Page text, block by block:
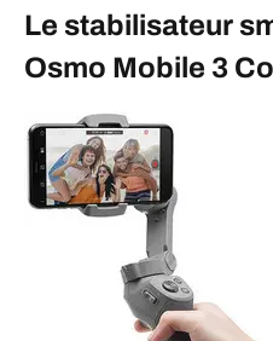
Le stabilisateur
Osmo Mobile 3